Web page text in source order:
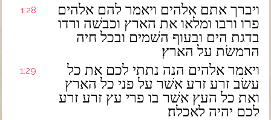
1:28
ויברך אתם אלהים ויאמר להם אלהים
פרו ורבו ומלאו את הארץ וכבשׁה ורדו
בדגת הים ובעוף השׁמים ובכל חיה
הרמשׂת על הארץ׃
1:29
ויאמר אלהים הנה נתתי לכם את כל
עשׂב זרע זרע אשׁר על פני כל הארץ
ואת כל העץ אשׁר בו פרי עץ זרע זרע
לכם יהיה לאכלה׃